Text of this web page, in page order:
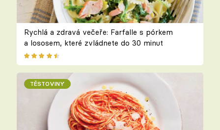
Rychlá a zdravá večeře: Farfalle s pórkem
a lososem, které zvládnete do 30 minut
TĚSTOVINY